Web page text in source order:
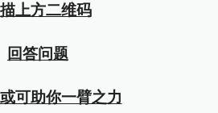
上方二维码
回答问题
可助你一臂之力